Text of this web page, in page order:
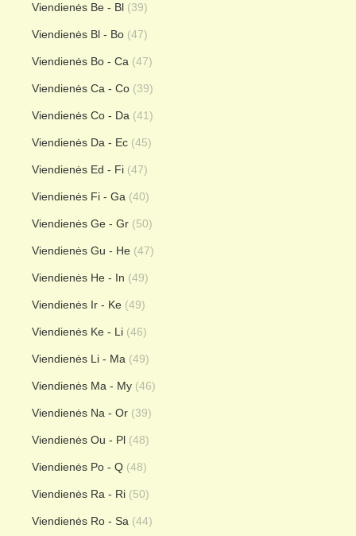
Viendienės Be - Bl (39)
Viendienės Bl - Bo (47)
Viendienės Bo - Ca (47)
Viendienės Ca - Co (39)
Viendienės Co - Da (41)
Viendienės Da - Ec (45)
Viendienės Ed - Fi (47)
Viendienės Fi - Ga (40)
Viendienės Ge - Gr (50)
Viendienės Gu - He (47)
Viendienės He - In (49)
Viendienės Ir - Ke (49)
Viendienės Ke - Li (46)
Viendienės Li - Ma (49)
Viendienės Ma - My (46)
Viendienės Na - Or (39)
Viendienės Ou - Pl (48)
Viendienės Po - Q (48)
Viendienės Ra - Ri (50)
Viendienės Ro - Sa (44)